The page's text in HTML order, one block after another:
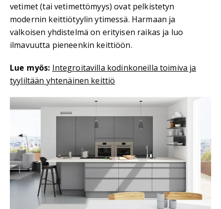
vetimet (tai vetimettömyys) ovat pelkistetyn
modernin keittiötyylin ytimessä. Harmaan ja
valkoisen yhdistelmä on erityisen raikas ja luo
ilmavuutta pieneenkin keittiöön.
Lue myös: Integroitavilla kodinkoneilla toimiva ja
tyyliltään yhtenäinen keittiö